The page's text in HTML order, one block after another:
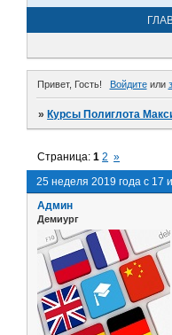
Привет, Гость! Войдитеили
»Курсы Полиглота
25 неделя 2019 года с 17
Страница:1 2 »
Админ
Демиург